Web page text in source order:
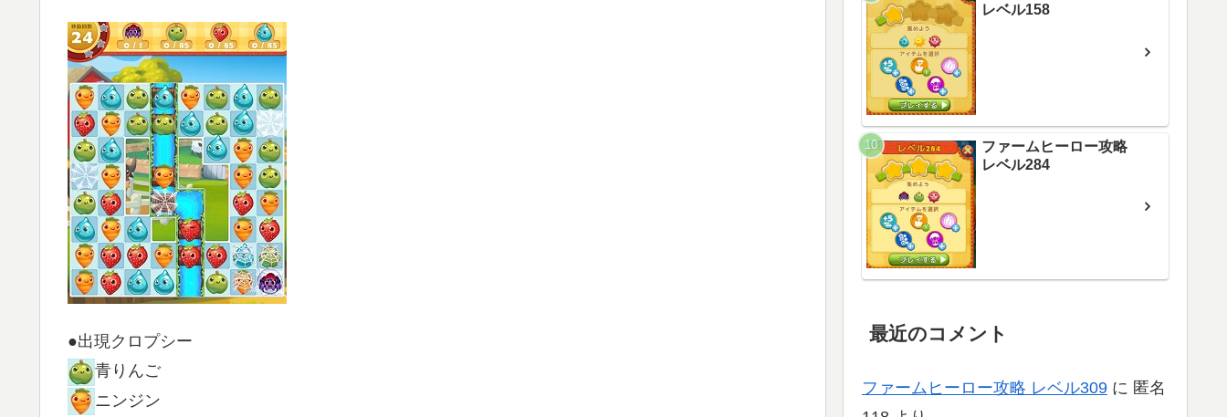
●出現クロプシー
青りんご
ニンジン
レベル158
ファームヒーロー攻略
レベル284
最近のコメント
ファームヒーロー攻略 レベル309 に 匿名